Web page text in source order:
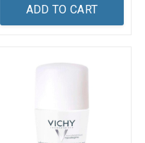
ADD TO CART